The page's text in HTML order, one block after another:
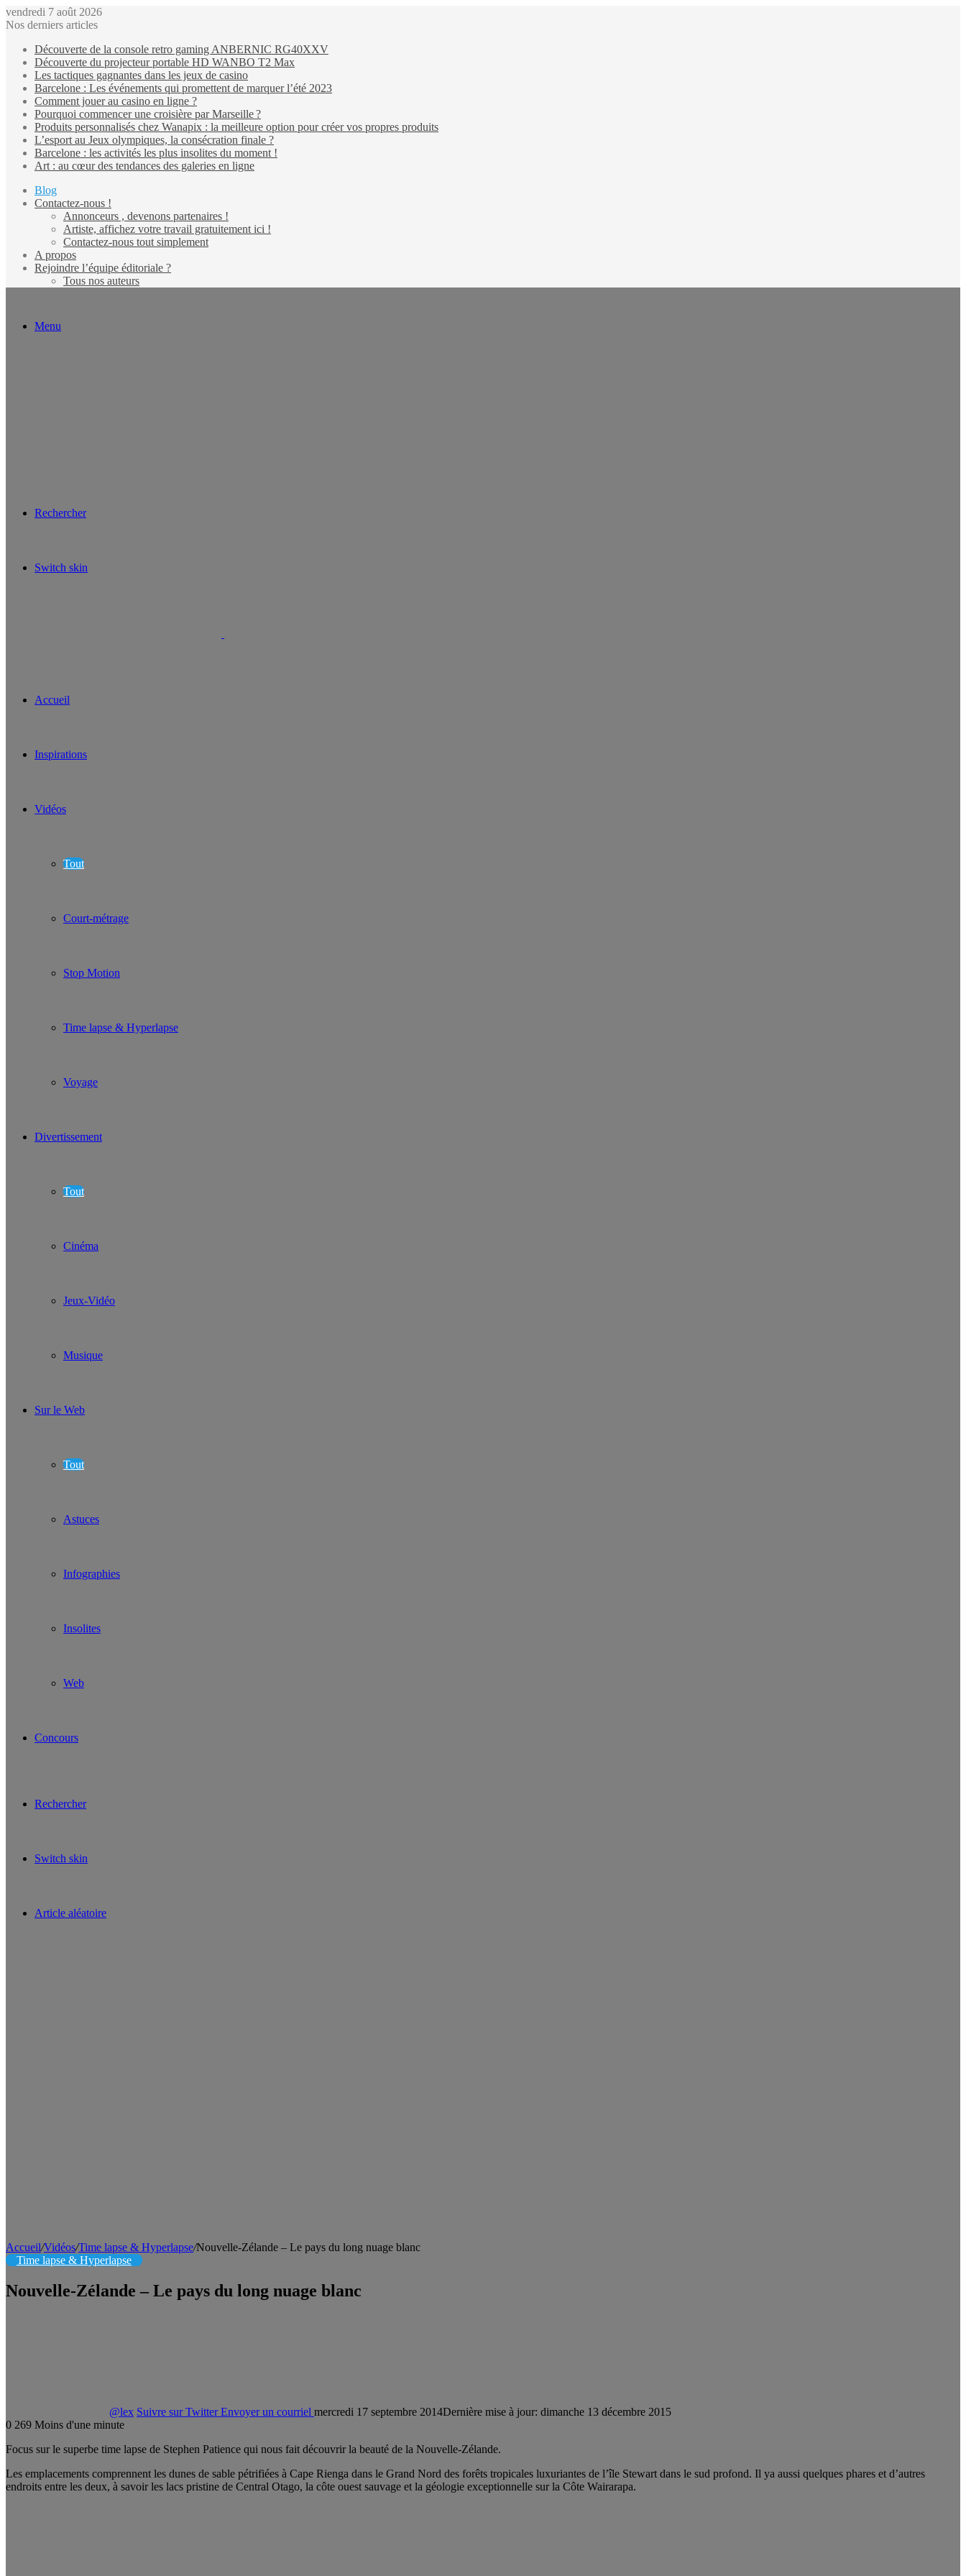
vendredi 7 août 2026
Nos derniers articles
Découverte de la console retro gaming ANBERNIC RG40XXV
Découverte du projecteur portable HD WANBO T2 Max
Les tactiques gagnantes dans les jeux de casino
Barcelone : Les événements qui promettent de marquer l’été 2023
Comment jouer au casino en ligne ?
Pourquoi commencer une croisière par Marseille ?
Produits personnalisés chez Wanapix : la meilleure option pour créer vos propres produits
L’esport au Jeux olympiques, la consécration finale ?
Barcelone : les activités les plus insolites du moment !
Art : au cœur des tendances des galeries en ligne
Blog
Contactez-nous !
Annonceurs , devenons partenaires !
Artiste, affichez votre travail gratuitement ici !
Contactez-nous tout simplement
A propos
Rejoindre l’équipe éditoriale ?
Tous nos auteurs
Menu
Rechercher
Switch skin
Accueil
Inspirations
Vidéos
Tout
Court-métrage
Stop Motion
Time lapse & Hyperlapse
Voyage
Divertissement
Tout
Cinéma
Jeux-Vidéo
Musique
Sur le Web
Tout
Astuces
Infographies
Insolites
Web
Concours
Rechercher
Switch skin
Article aléatoire
Accueil/Vidéos/Time lapse & Hyperlapse/Nouvelle-Zélande – Le pays du long nuage blanc
Time lapse & Hyperlapse
Nouvelle-Zélande – Le pays du long nuage blanc
@lex Suivre sur Twitter Envoyer un courriel mercredi 17 septembre 2014Dernière mise à jour: dimanche 13 décembre 2015
0 269 Moins d'une minute
Focus sur le superbe time lapse de Stephen Patience qui nous fait découvrir la beauté de la Nouvelle-Zélande.
Les emplacements comprennent les dunes de sable pétrifiées à Cape Rienga dans le Grand Nord des forêts tropicales luxuriantes de l’île Stewart dans le sud profond. Il ya aussi quelques phares et d’autres
endroits entre les deux, à savoir les lacs pristine de Central Otago, la côte ouest sauvage et la géologie exceptionnelle sur la Côte Wairarapa.